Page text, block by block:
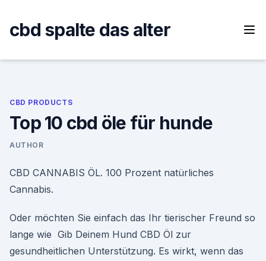
content
cbd spalte das alter
CBD PRODUCTS
Top 10 cbd öle für hunde
AUTHOR
CBD CANNABIS ÖL. 100 Prozent natürliches
Cannabis.
Oder möchten Sie einfach das Ihr tierischer Freund so
lange wie Gib Deinem Hund CBD Öl zur
gesundheitlichen Unterstützung. Es wirkt, wenn das